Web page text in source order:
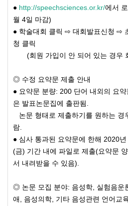
● http://speechsciences.or.kr/에서
월 4일 마감)
● 학술대회 클릭 ⇨ 대회발표신청 ⇨
청 클릭
(회원 가입이 안 되어 있는 경우
◎ 수정 요약문 제출 안내
● 요약문 분량: 200 단어 내외의 요
은 발표논문집에 출판됨.
논문 형태로 제출하기를 원하는 경
람.
● 심사 통과된 요약문에 한해 2020
(금) 기간 내에 파일로 제출(요약문
서 내려받을 수 있음).
◎ 논문 모집 분야: 음성학, 실험음운
애, 음성의학, 기타 음성관련 언어교